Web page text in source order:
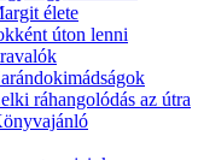
élete
úton lenni
ráhangolódás az útra